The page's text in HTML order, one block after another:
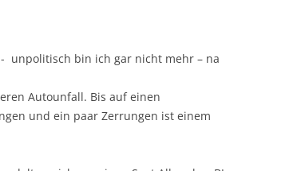
unpolitisch bin ich gar nicht mehr – na
Autounfall. Bis auf einen
und ein paar Zerrungen ist einem